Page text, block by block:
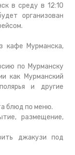
в среду в 12:10
организован
кафе Мурманска,
по Мурманску
как Мурманский
и другие
блюд по меню.
размещение,
джакузи под